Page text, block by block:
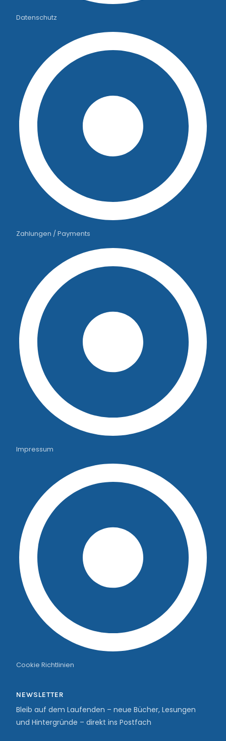
Datenschutz
Zahlungen / Payments
Impressum
Cookie Richtlinien
NEWSLETTER
Bleib auf dem Laufenden – neue Bücher, Lesungen
und Hintergründe – direkt ins Postfach